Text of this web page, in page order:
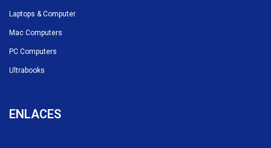
Laptops & Computer
Mac Computers
PC Computers
Ultrabooks
ENLACES